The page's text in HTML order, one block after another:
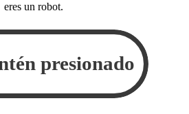
eres un robot.